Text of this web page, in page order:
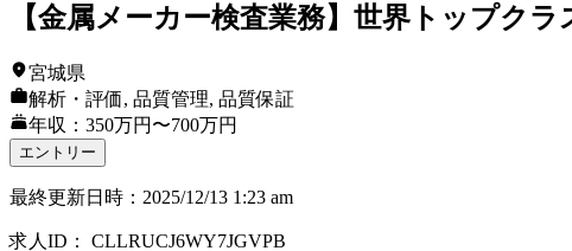
【金属メーカー検査業務】世界トップク
宮城県
解析・評価, 品質管理, 品質保証
年収：350万円〜700万円
エントリー
最終更新日時 ： 2025/12/13 1:23 am
求人ID ： CLLRUCJ6WY7JGVPB